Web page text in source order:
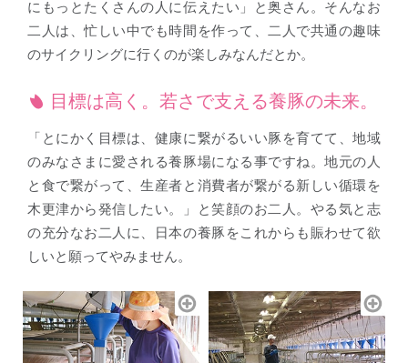
にもっとたくさんの人に伝えたい」と奥さん。そんなお
二人は、忙しい中でも時間を作って、二人で共通の趣味
のサイクリングに行くのが楽しみなんだとか。
目標は高く。若さで支える養豚の未来。
「とにかく目標は、健康に繋がるいい豚を育てて、地域
のみなさまに愛される養豚場になる事ですね。地元の人
と食で繋がって、生産者と消費者が繋がる新しい循環を
木更津から発信したい。」と笑顔のお二人。やる気と志
の充分なお二人に、日本の養豚をこれからも賑わせて欲
しいと願ってやみません。